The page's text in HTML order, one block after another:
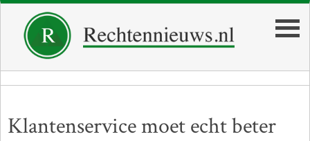
Klantenservice moet echt beter